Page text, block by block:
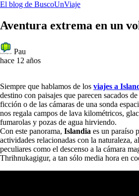
El blog de BuscoUnViaje
Aventura extrema en un
Pau
hace 12 años
Siempre que hablamos de los viajes a
destino con paisajes que parecen sacados
ficción o de las cámaras de una sonda
nos regala campos de lava kilométricos,
fumarolas y pozas de agua hirviendo.
Con este panorama, Islandia es un paraíso
actividades relacionadas con la naturaleza,
peculiares como el descenso a la cámara
Thrihnukagigur, a tan sólo media hora en